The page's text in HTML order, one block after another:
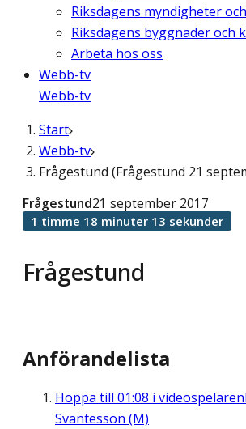
Riksdagens myndigheter
Riksdagens byggnader och
Arbeta hos oss
Webb-tv
Webb-tv
Start
Webb-tv
Frågestund (Frågestund 21
Frågestund
Frågestund21 september 2017
1 timme 18 minuter 13 sekunder
Anförandelista
Hoppa till 01:08 i videospelaren
Svantesson (M)